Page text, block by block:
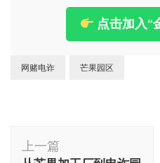
点击加入“
网赌电诈 芒果园区
博
文
上一篇